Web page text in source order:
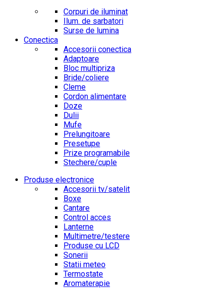
Corpuri de iluminat
Ilum. de sarbatori
Surse de lumina
Conectica
Accesorii conectica
Adaptoare
Bloc multipriza
Bride/coliere
Cleme
Cordon alimentare
Doze
Dulii
Mufe
Prelungitoare
Presetupe
Prize programabile
Stechere/cuple
Produse electronice
Accesorii tv/satelit
Boxe
Cantare
Control acces
Lanterne
Multimetre/testere
Produse cu LCD
Sonerii
Statii meteo
Termostate
Aromaterapie